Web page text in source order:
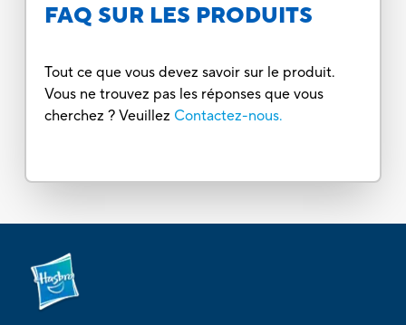
FAQ SUR LES PRODUITS
Tout ce que vous devez savoir sur le produit.
Vous ne trouvez pas les réponses que vous
cherchez ? Veuillez Contactez-nous.